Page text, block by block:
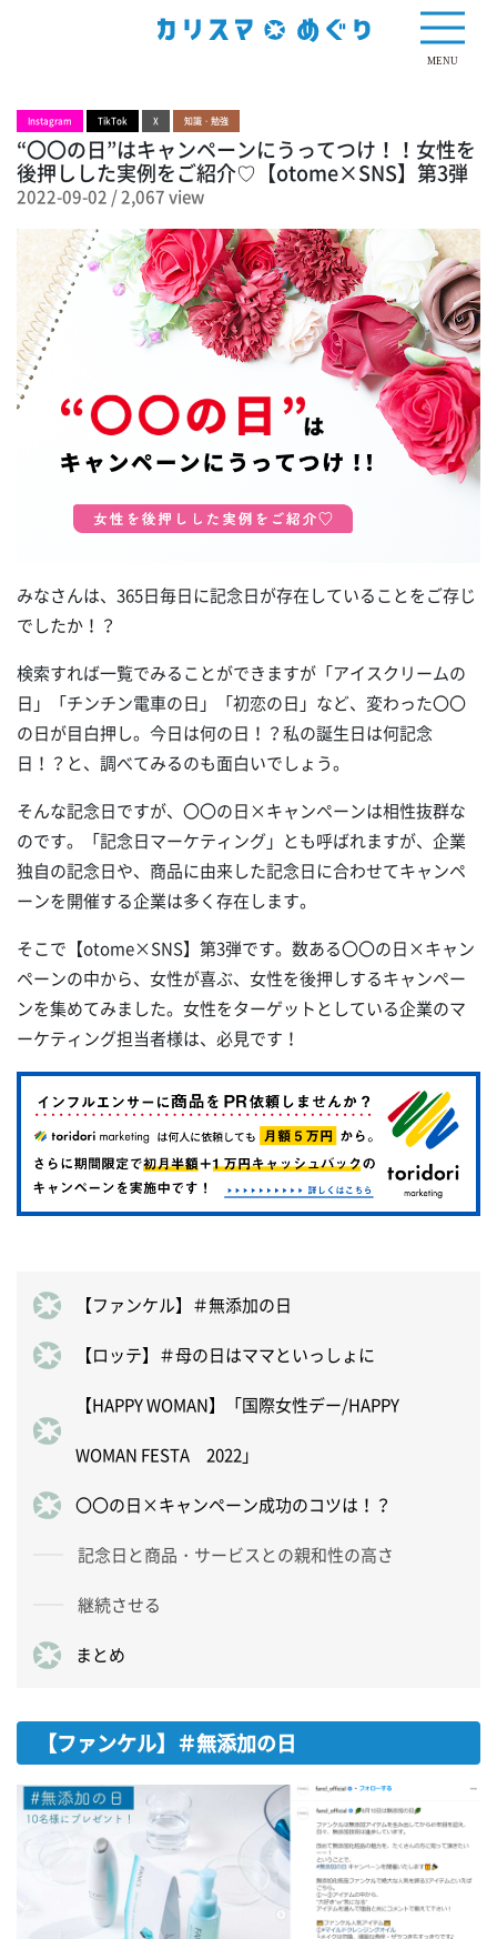
MENU
Instagram TikTok X 知識・勉強
“〇〇の日”はキャンペーンにうってつけ！！女性を
後押しした実例をご紹介♡【otome×SNS】第3弾
2022-09-02 /2,067 view
みなさんは、365日毎日に記念日が存在していることをご存じ
でしたか！？
検索すれば一覧でみることができますが「アイスクリームの
日」「チンチン電車の日」「初恋の日」など、変わった〇〇
の日が目白押し。今日は何の日！？私の誕生日は何記念
日！？と、調べてみるのも面白いでしょう。
そんな記念日ですが、〇〇の日×キャンペーンは相性抜群な
のです。「記念日マーケティング」とも呼ばれますが、企業
独自の記念日や、商品に由来した記念日に合わせてキャンペ
ーンを開催する企業は多く存在します。
そこで【otome×SNS】第3弾です。数ある〇〇の日×キャン
ペーンの中から、女性が喜ぶ、女性を後押しするキャンペー
ンを集めてみました。女性をターゲットとしている企業のマ
ーケティング担当者様は、必見です！
【ファンケル】＃無添加の日
【ロッテ】＃母の日はママといっしょに
【HAPPY WOMAN】「国際女性デー/HAPPY
WOMAN FESTA 2022」
〇〇の日×キャンペーン成功のコツは！？
記念日と商品・サービスとの親和性の高さ
継続させる
まとめ
【ファンケル】＃無添加の日